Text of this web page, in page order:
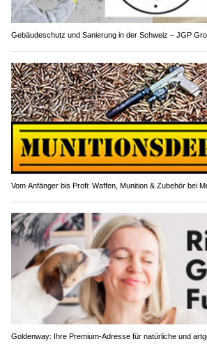
Gebäudeschutz und Sanierung in der Schweiz – JGP
Vom Anfänger bis Profi: Waffen, Munition & Zubehör bei
Goldenway: Ihre Premium-Adresse für natürliche und